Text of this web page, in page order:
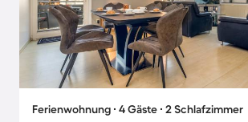
Ferienwohnung ∙ 4 Gäste ∙ 2 Schlafzimmer